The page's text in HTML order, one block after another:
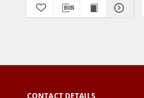
CONTACT DETAILS